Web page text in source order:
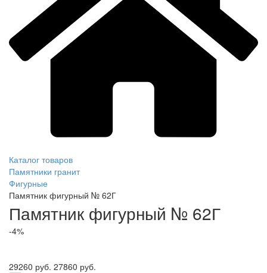
Каталог товаров
Памятники гранит
Фигурные
Памятник фигурный № 62Г
Памятник фигурный № 62Г
-4%
29260 руб. 27860 руб.